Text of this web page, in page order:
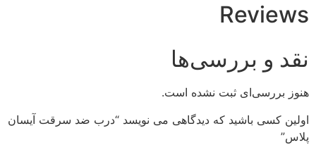
Reviews
نقد و بررسی‌ها
هنوز بررسی‌ای ثبت نشده است.
اولین کسی باشید که دیدگاهی می نویسد “درب ضد سرقت آیسان
پلاس”